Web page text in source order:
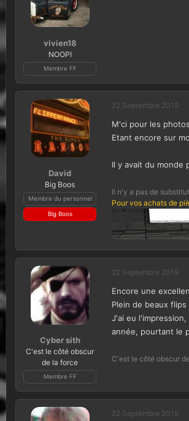
vivien18
NOOPI
Membre FF
David
Big Boos
Membre du personnel
Big Boos
22 Septembre 2019
M'ci pour les
Etant encore sur
Il y avait du monde
Il n'y a pas de
Pour vos achats de
Cyber sith
C'est le côté obscur
de la force
Membre FF
22 Septembre 2019
Encore une
Plein de beaux
J'ai eu
année, pourtant le
C'est le côté obscur
22 Septembre 2019